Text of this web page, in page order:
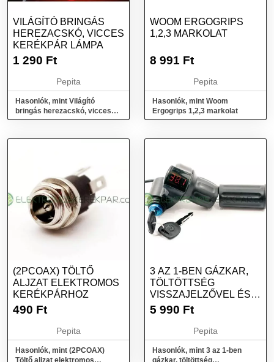
VILÁGÍTÓ BRINGÁS
HEREZACSKÓ, VICCES
KERÉKPÁR LÁMPA
1 290 Ft
Pepita
Hasonlók, mint Világító
bringás herezacskó, vicces
kerékpár lámpa
WOOM ERGOGRIPS
1,2,3 MARKOLAT
8 991 Ft
Pepita
Hasonlók, mint Woom
Ergogrips 1,2,3 markolat
(2PCOAX) TÖLTŐ
ALJZAT ELEKTROMOS
KERÉKPÁRHOZ
490 Ft
Pepita
Hasonlók, mint (2PCOAX)
Töltő aljzat elektromos
3 AZ 1-BEN GÁZKAR,
TÖLTÖTTSÉG
VISSZAJELZŐVEL ÉS
GYÚJTÁSKAPCSOLÓVAL
5 990 Ft
Pepita
Hasonlók, mint 3 az 1-ben
gázkar, töltöttség